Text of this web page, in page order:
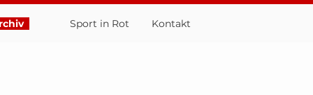
Sport in Rot Kontakt